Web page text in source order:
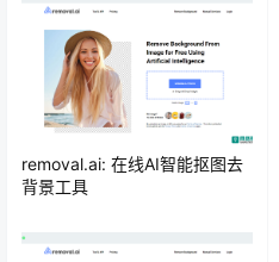
removal.ai: 在线AI智能抠图去
背景工具